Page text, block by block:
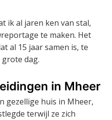
ik al jaren ken van stal,
te maken. Het
al 15 jaar samen is, te
dag.
in Mheer
gezellige huis in Mheer,
terwijl ze zich